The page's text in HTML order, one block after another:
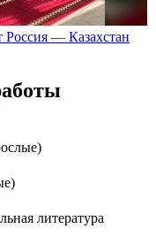
Россия — Казахстан
литература